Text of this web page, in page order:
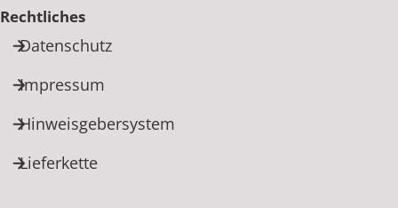
Rechtliches
Datenschutz
Impressum
Hinweisgebersystem
Lieferkette